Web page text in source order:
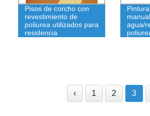
Pisos de corcho con
revestimiento de
poliurea utilizados para
residencia
agua/
‹ 1 2 3